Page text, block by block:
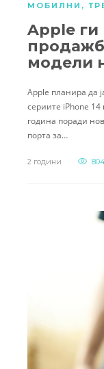
МОБИЛНИ ,
Apple ги
модели
Apple планира да
сериите iPhone 14
година поради
порта за…
2 години